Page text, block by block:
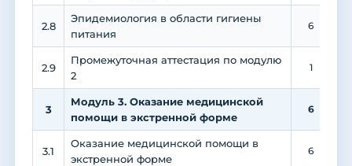
2.8
Эпидемиология в области гигиены
питания
6
2.9
Промежуточная аттестация по модулю
2
1
3
Модуль 3. Оказание медицинской
помощи в экстренной форме
6
3.1
Оказание медицинской помощи в
экстренной форме
6